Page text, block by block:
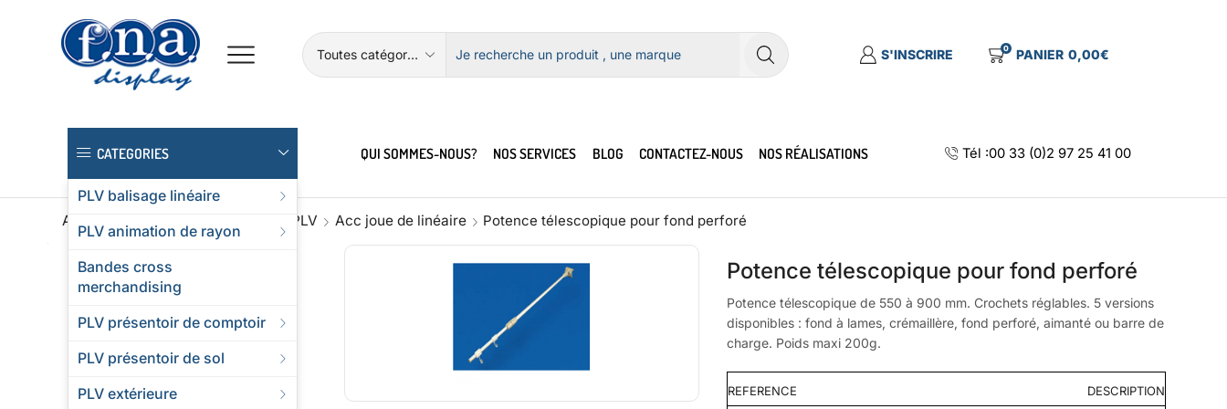
S'INSCRIRE 0 PANIER 0,00€
CATEGORIES
PLV balisage linéaire
PLV animation de rayon
Bandes cross
merchandising
PLV présentoir de comptoir
PLV présentoir de sol
PLV extérieure
QUI SOMMES-NOUS? NOS SERVICES BLOG CONTACTEZ-NOUS NOS RÉALISATIONS Tél :00 33 (0)2 97 25 41 00
Accueil Accessoires PLV Acc joue de linéaire Potence télescopique pour fond perforé
Potence télescopique pour fond perforé
Potence télescopique de 550 à 900 mm. Crochets réglables. 5 versions
disponibles : fond à lames, crémaillère, fond perforé, aimanté ou barre de
charge. Poids maxi 200g.
REFERENCE DESCRIPTION